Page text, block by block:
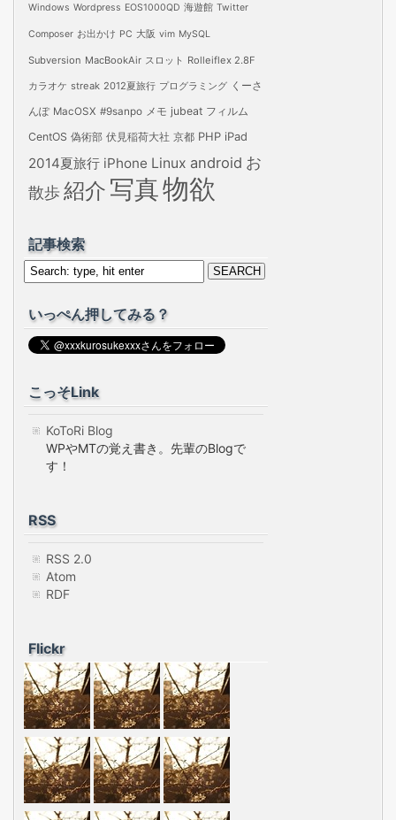
Windows Wordpress EOS1000QD 海遊館 Twitter
Composer お出かけ PC 大阪 vim MySQL
Subversion MacBookAir スロット Rolleiflex 2.8F
カラオケ streak 2012夏旅行 プログラミング くーさ
んぽ MacOSX #9sanpo メモ jubeat フィルム
CentOS 偽術部 伏見稲荷大社 京都 PHP iPad
2014夏旅行 iPhone Linux android お
散歩紹介 写真物欲
記事検索
いっぺん押してみる？
こっそLink
KoToRi Blog
WPやMTの覚え書き。先輩のBlogで
す！
RSS
RSS 2.0
Atom
RDF
Flickr